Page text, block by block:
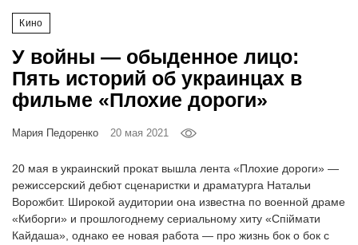
Кино
У войны — обыденное лицо:
Пять историй об украинцах в
фильме «Плохие дороги»
Мария Педоренко 20 мая 2021
20 мая в украинский прокат вышла лента «Плохие дороги» —
режиссерский дебют сценаристки и драматурга Натальи
Ворожбит. Широкой аудитории она известна по военной драме
«Киборги» и прошлогоднему сериальному хиту «Спіймати
Кайдаша», однако ее новая работа — про жизнь бок о бок с